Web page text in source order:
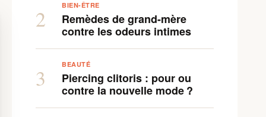
2
BIEN-ÊTRE
Remèdes de grand-mère
contre les odeurs intimes
3
BEAUTÉ
Piercing clitoris : pour ou
contre la nouvelle mode ?